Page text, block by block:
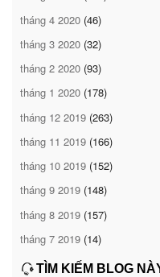
tháng 4 2020 (46)
tháng 3 2020 (32)
tháng 2 2020 (93)
tháng 1 2020 (178)
tháng 12 2019 (263)
tháng 11 2019 (166)
tháng 10 2019 (152)
tháng 9 2019 (148)
tháng 8 2019 (157)
tháng 7 2019 (14)
TÌM KIẾM BLOG